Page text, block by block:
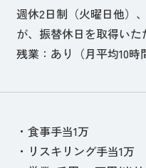
週休2日制（火曜日他）
が、振替休日を取得いた
残業：あり（月平均10時
・食事手当1万
・リスキリング手当1万